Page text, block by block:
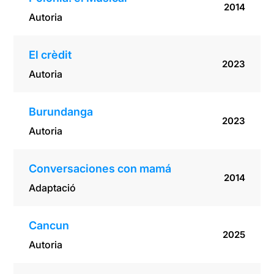
Autoria
2014
El crèdit
Autoria
2023
Burundanga
Autoria
2023
Conversaciones con mamá
Adaptació
2014
Cancun
Autoria
2025